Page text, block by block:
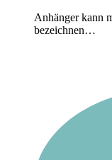
Anhänger kann
bezeichnen…